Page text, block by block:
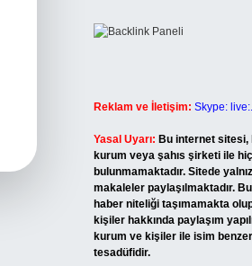
Reklam ve İletişim: Skype:
Yasal Uyarı: Bu internet
kurum veya şahıs şirketi ile
bulunmamaktadır. Sitede
makaleler paylaşılmaktadır.
haber niteliği taşımamakta
kişiler hakkında paylaşım
kurum ve kişiler ile isim
tesadüfidir.